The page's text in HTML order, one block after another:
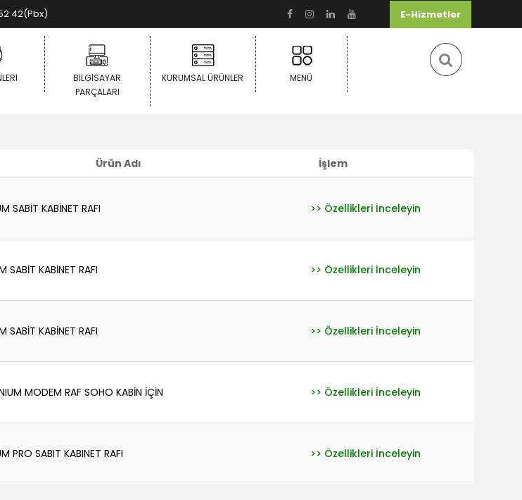
42(Pbx) E-Hizmetler
BILGISAYAR
PARÇALARI
KURUMSAL ÜRÜNLER MENÜ
Ürün Adı İşlem
SABİT KABİNET RAFI >> Özellikleri İnceleyin
SABİT KABİNET RAFI >> Özellikleri İnceleyin
SABİT KABİNET RAFI >> Özellikleri İnceleyin
MODEM RAF SOHO KABİN İÇİN >> Özellikleri İnceleyin
PRO SABIT KABINET RAFI >> Özellikleri İnceleyin